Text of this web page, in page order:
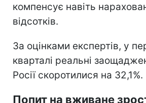
компенсує навіть
відсотків.
За оцінками експертів, у
кварталі реальні
Росії скоротилися на 32,1%.
Попит на вживане